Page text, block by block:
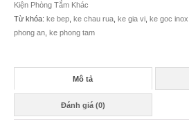
Kiện Phòng Tắm Khác
Từ khóa: ke bep ke chau rua ke gia vi ke goc inox
phong an ke phong tam
Mô tả
Đánh giá (0)